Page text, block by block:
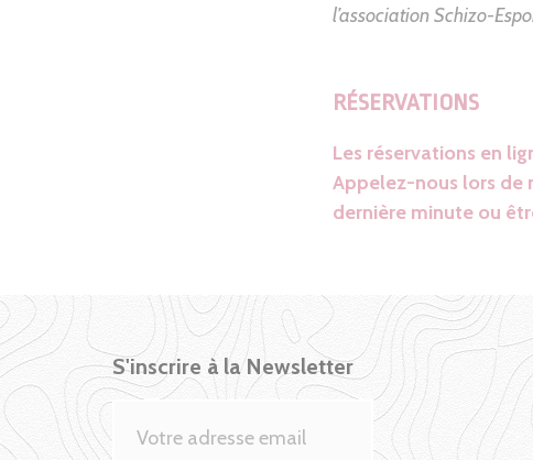
l’association Schizo-
RÉSERVATIONS
Les réservations en
Appelez-nous lors de
dernière minute ou
S'inscrire à la Newsletter